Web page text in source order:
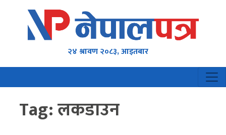
२४ श्रावण २०८३, आइतबार
Tag:लकडाउन